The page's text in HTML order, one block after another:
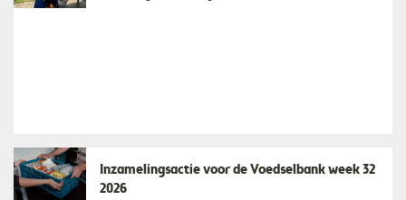
Inzamelingsactie voor de Voedselbank week 32
2026